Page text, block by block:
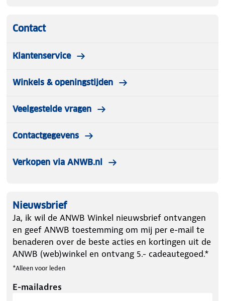
Contact
Klantenservice
Winkels & openingstijden
Veelgestelde vragen
Contactgegevens
Verkopen via ANWB.nl
Nieuwsbrief
Ja, ik wil de ANWB Winkel nieuwsbrief ontvangen
en geef ANWB toestemming om mij per e-mail te
benaderen over de beste acties en kortingen uit de
ANWB (web)winkel en ontvang 5.- cadeautegoed.*
*Alleen voor leden
E-mailadres